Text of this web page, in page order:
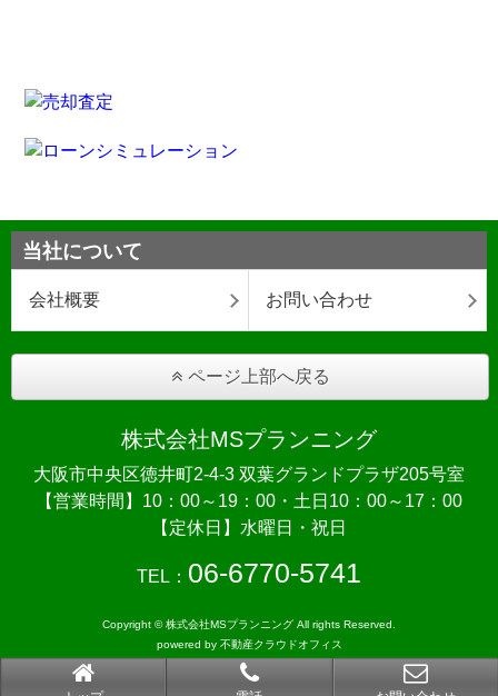
当社について
会社概要 お問い合わせ
ページ上部へ戻る
株式会社MSプランニング
大阪市中央区徳井町2-4-3 双葉グランドプラザ205号室
【営業時間】10：00～19：00・土日10：00～17：00
【定休日】水曜日・祝日
TEL： 06-6770-5741
Copyright © 株式会社MSプランニング All rights Reserved.
powered by 不動産クラウドオフィス